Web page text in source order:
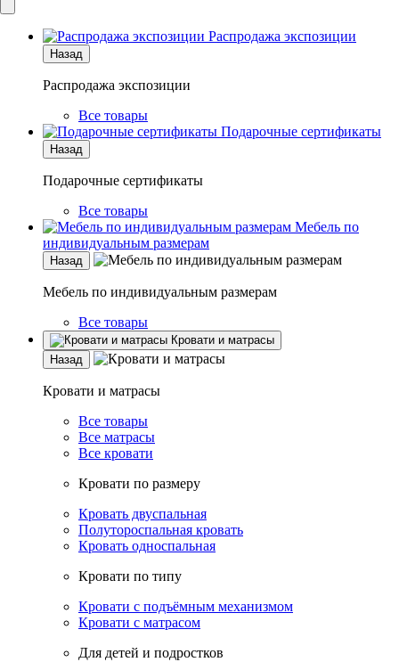
Распродажа экспозиции
Назад
Распродажа экспозиции
Все товары
Подарочные сертификаты
Назад
Подарочные сертификаты
Все товары
Мебель по
индивидуальным размерам
Назад
Мебель по индивидуальным размерам
Все товары
Кровати и матрасы
Назад
Кровати и матрасы
Все товары
Все матрасы
Все кровати
Кровати по размеру
Кровать двуспальная
Полутороспальная кровать
Кровать односпальная
Кровати по типу
Кровати с подъёмным механизмом
Кровати с матрасом
Для детей и подростков